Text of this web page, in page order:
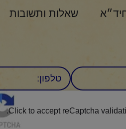
שאלות ותשובות
טלפון:
Click to accept reCaptcha